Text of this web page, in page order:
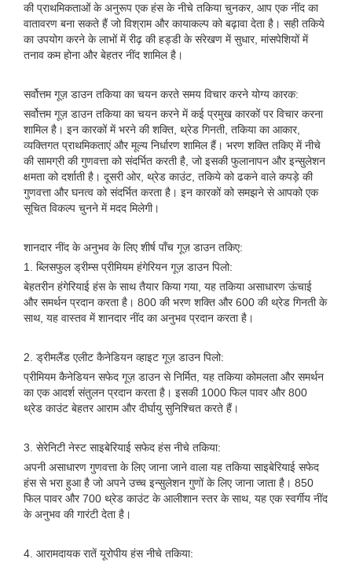
की प्राथमिकताओं के अनुरूप एक हंस के नीचे तकिया चुनकर, आप एक नींद का
वातावरण बना सकते हैं जो विश्राम और कायाकल्प को बढ़ावा देता है। सही तकिये
का उपयोग करने के लाभों में रीढ़ की हड्डी के संरेखण में सुधार, मांसपेशियों में
तनाव कम होना और बेहतर नींद शामिल है।
सर्वोत्तम गूज़ डाउन तकिया का चयन करते समय विचार करने योग्य कारक:
सर्वोत्तम गूज़ डाउन तकिया का चयन करने में कई प्रमुख कारकों पर विचार करना
शामिल है। इन कारकों में भरने की शक्ति, थ्रेड गिनती, तकिया का आकार,
व्यक्तिगत प्राथमिकताएं और मूल्य निर्धारण शामिल हैं। भरण शक्ति तकिए में नीचे
की सामग्री की गुणवत्ता को संदर्भित करती है, जो इसकी फुलानापन और इन्सुलेशन
क्षमता को दर्शाती है। दूसरी ओर, थ्रेड काउंट, तकिये को ढकने वाले कपड़े की
गुणवत्ता और घनत्व को संदर्भित करता है। इन कारकों को समझने से आपको एक
सूचित विकल्प चुनने में मदद मिलेगी।
शानदार नींद के अनुभव के लिए शीर्ष पाँच गूज़ डाउन तकिए:
1. ब्लिसफुल ड्रीम्स प्रीमियम हंगेरियन गूज़ डाउन पिलो:
बेहतरीन हंगेरियाई हंस के साथ तैयार किया गया, यह तकिया असाधारण ऊंचाई
और समर्थन प्रदान करता है। 800 की भरण शक्ति और 600 की थ्रेड गिनती के
साथ, यह वास्तव में शानदार नींद का अनुभव प्रदान करता है।
2. ड्रीमलैंड एलीट कैनेडियन व्हाइट गूज़ डाउन पिलो:
प्रीमियम कैनेडियन सफेद गूज़ डाउन से निर्मित, यह तकिया कोमलता और समर्थन
का एक आदर्श संतुलन प्रदान करता है। इसकी 1000 फिल पावर और 800
थ्रेड काउंट बेहतर आराम और दीर्घायु सुनिश्चित करते हैं।
3. सेरेनिटी नेस्ट साइबेरियाई सफेद हंस नीचे तकिया:
अपनी असाधारण गुणवत्ता के लिए जाना जाने वाला यह तकिया साइबेरियाई सफेद
हंस से भरा हुआ है जो अपने उच्च इन्सुलेशन गुणों के लिए जाना जाता है। 850
फिल पावर और 700 थ्रेड काउंट के आलीशान स्तर के साथ, यह एक स्वर्गीय नींद
के अनुभव की गारंटी देता है।
4. आरामदायक रातें यूरोपीय हंस नीचे तकिया: